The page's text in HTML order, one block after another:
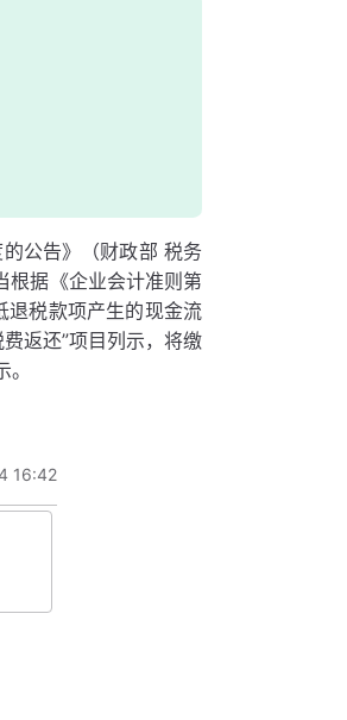
公告》（财政部 税务
根据《企业会计准则第
税款项产生的现金流
返还”项目列示，将缴
16:42